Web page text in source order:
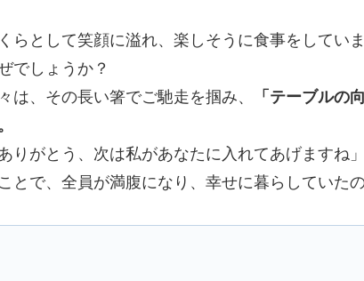
らとして笑顔に溢れ、楽しそうに食事をしていま
でしょうか？
は、その長い箸でご馳走を掴み、
「テーブルの
りがとう、次は私があなたに入れてあげますね」
とで、全員が満腹になり、幸せに暮らしていたの